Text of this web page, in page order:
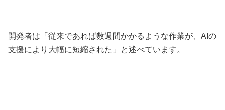
開発者は「従来であれば数週間かかるような作業が、AIの
支援により大幅に短縮された」と述べています。